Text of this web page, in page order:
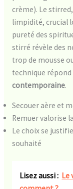
crème). Le
limpidité, crucial
pureté des
stirré révèle des
trop de mousse
technique
contemporaine.
Secouer aère et
Remuer valorise
Le choix se
souhaité
Lisez aussi : Le